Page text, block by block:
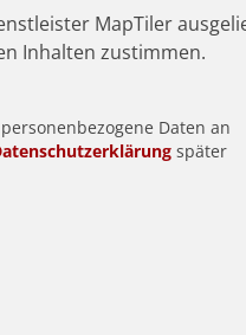
MapTiler
Inhalten zustimmen.
Daten an
später